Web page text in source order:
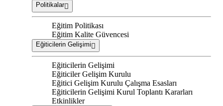
Politikalar
Eğitim Politikası
Eğitim Kalite Güvencesi
Eğiticilerin Gelişimi
Eğiticilerin Gelişimi
Eğiticiler Gelişim Kurulu
Eğitici Gelişim Kurulu Çalışma Esasları
Eğiticilerin Gelişimi Kurul Toplantı Kararları
Etkinlikler